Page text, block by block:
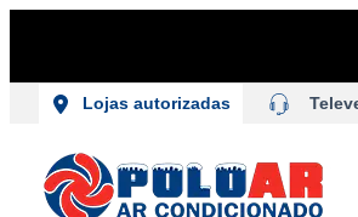
Lojas autorizadas